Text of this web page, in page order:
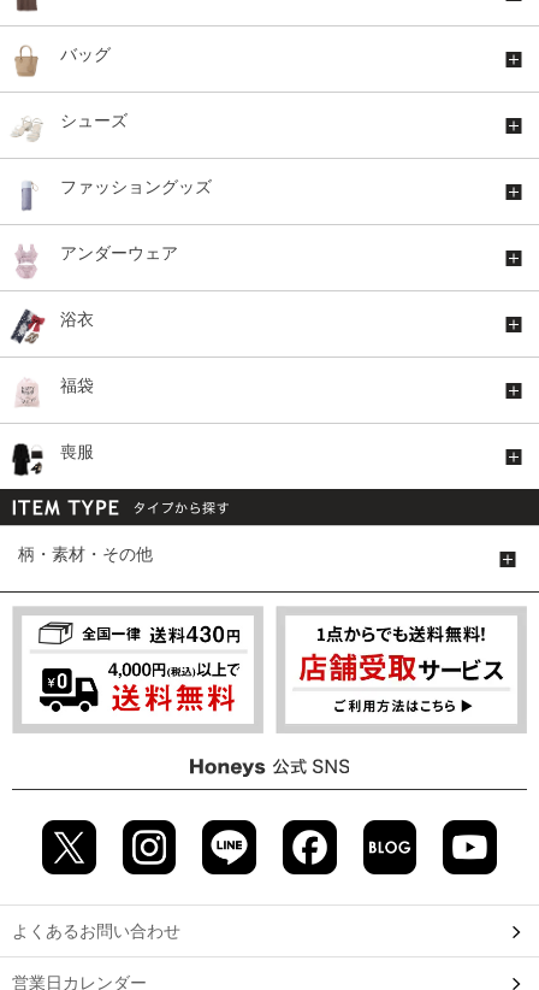
バッグ
シューズ
ファッショングッズ
アンダーウェア
浴衣
福袋
喪服
柄・素材・その他
よくあるお問い合わせ
営業日カレンダー